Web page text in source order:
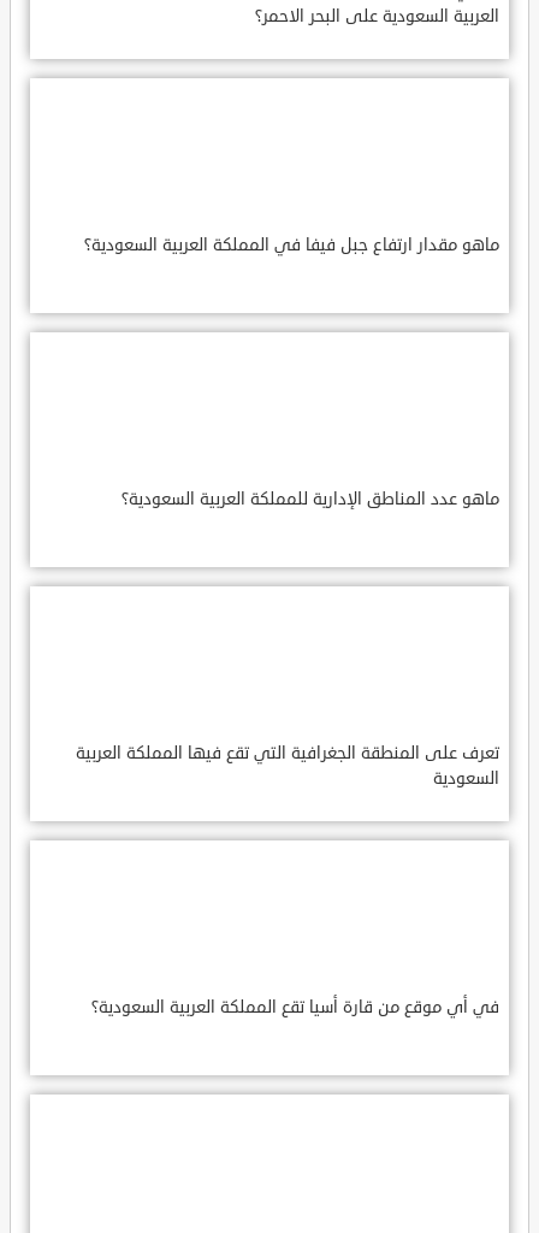
العربية السعودية على البحر الاحمر؟
ماهو مقدار ارتفاع جبل فيفا في المملكة العربية السعودية؟
ماهو عدد المناطق الإدارية للمملكة العربية السعودية؟
تعرف على المنطقة الجغرافية التي تقع فيها المملكة العربية
السعودية
في أي موقع من قارة أسيا تقع المملكة العربية السعودية؟